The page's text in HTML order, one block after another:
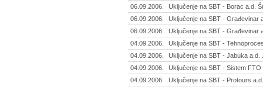
06.09.2006.
Uključenje na SBT - Borac a.d.
06.09.2006.
Uključenje na SBT - Građevinar
06.09.2006.
Uključenje na SBT - Građevinar
04.09.2006.
Uključenje na SBT -
04.09.2006.
Uključenje na SBT - Jabuka a.d.
04.09.2006.
Uključenje na SBT - Sistem
04.09.2006.
Uključenje na SBT - Protours